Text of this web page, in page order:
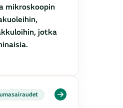
mikroskoopin
jotka